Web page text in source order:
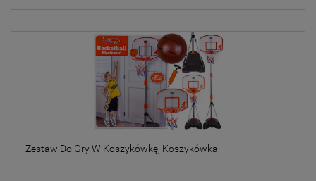
Zestaw Do Gry W Koszykówkę, Koszykówka